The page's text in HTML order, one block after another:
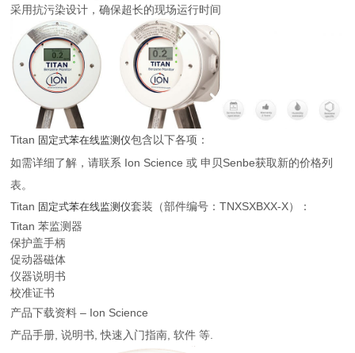
采用抗污染设计，确保超长的现场运行时间
Titan 固定式苯在线监测仪包含以下各项：
如需详细了解，请联系 Ion Science 或 申贝Senbe获取新的价格列
表。
Titan 固定式苯在线监测仪套装（部件编号：TNXSXBXX-X）：
Titan 苯监测器
保护盖手柄
促动器磁体
仪器说明书
校准证书
产品下载资料 – Ion Science
产品手册, 说明书, 快速入门指南, 软件 等.